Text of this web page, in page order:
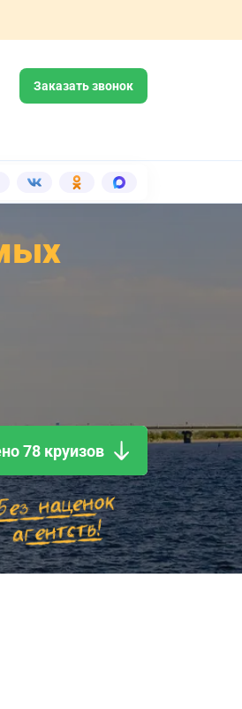
Заказать звонок
78 круизов